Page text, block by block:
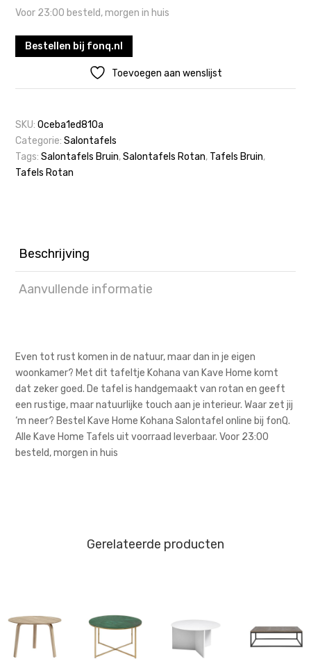
Voor 23:00 besteld, morgen in huis
Bestellen bij fonq.nl
Toevoegen aan wenslijst
SKU:0ceba1ed810a
Categorie:Salontafels
Tags:Salontafels Bruin,Salontafels Rotan, Tafels Bruin,
Tafels Rotan
Beschrijving
Aanvullende informatie
Even tot rust komen in de natuur, maar dan in je eigen
woonkamer? Met dit tafeltje Kohana van Kave Home komt
dat zeker goed. De tafel is handgemaakt van rotan en geeft
een rustige, maar natuurlijke touch aan je interieur. Waar zet jij
‘m neer? Bestel Kave Home Kohana Salontafel online bij fonQ.
Alle Kave Home Tafels uit voorraad leverbaar. Voor 23:00
besteld, morgen in huis
Gerelateerde producten